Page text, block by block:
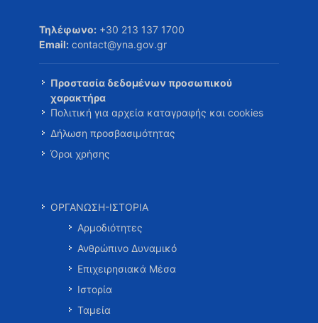
Τηλέφωνο: +30 213 137 1700
Email: contact@yna.gov.gr
Προστασία δεδομένων προσωπικού
χαρακτήρα
Πολιτική για αρχεία καταγραφής και cookies
Δήλωση προσβασιμότητας
Όροι χρήσης
ΟΡΓΑΝΩΣΗ-ΙΣΤΟΡΙΑ
Αρμοδιότητες
Ανθρώπινο Δυναμικό
Επιχειρησιακά Μέσα
Ιστορία
Ταμεία